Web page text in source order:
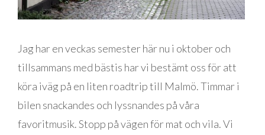
Jag har en veckas semester här nu i oktober och
tillsammans med bästis har vi bestämt oss för att
köra iväg på en liten roadtrip till Malmö. Timmar i
bilen snackandes och lyssnandes på våra
favoritmusik. Stopp på vägen för mat och vila. Vi